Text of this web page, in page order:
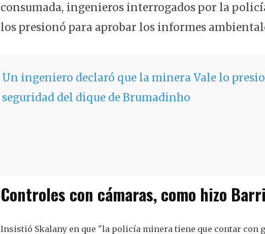
consumada, ingenieros interrogados por la
los presionó para aprobar los informes
Un ingeniero declaró que la minera Vale lo
seguridad del dique de Brumadinho
Controles con cámaras, como hizo
Insistió Skalany en que "la policía minera tiene que contar con